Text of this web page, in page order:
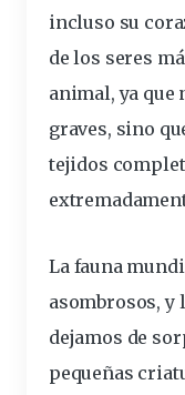
incluso su
de los seres
animal, ya que
graves, sino
tejidos
La fauna
asombrosos, y
dejamos de
pequeñas